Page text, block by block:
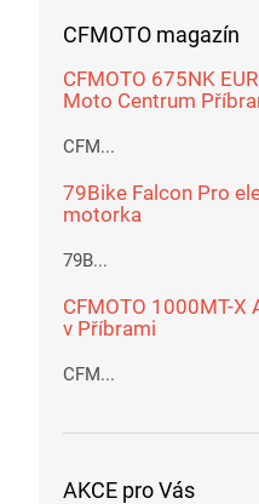
CFMOTO magazín
CFMOTO 675NK
Moto Centrum
CFM...
79Bike Falcon Pro
motorka
79B...
CFMOTO 1000MT-X
v Příbrami
CFM...
AKCE pro Vás